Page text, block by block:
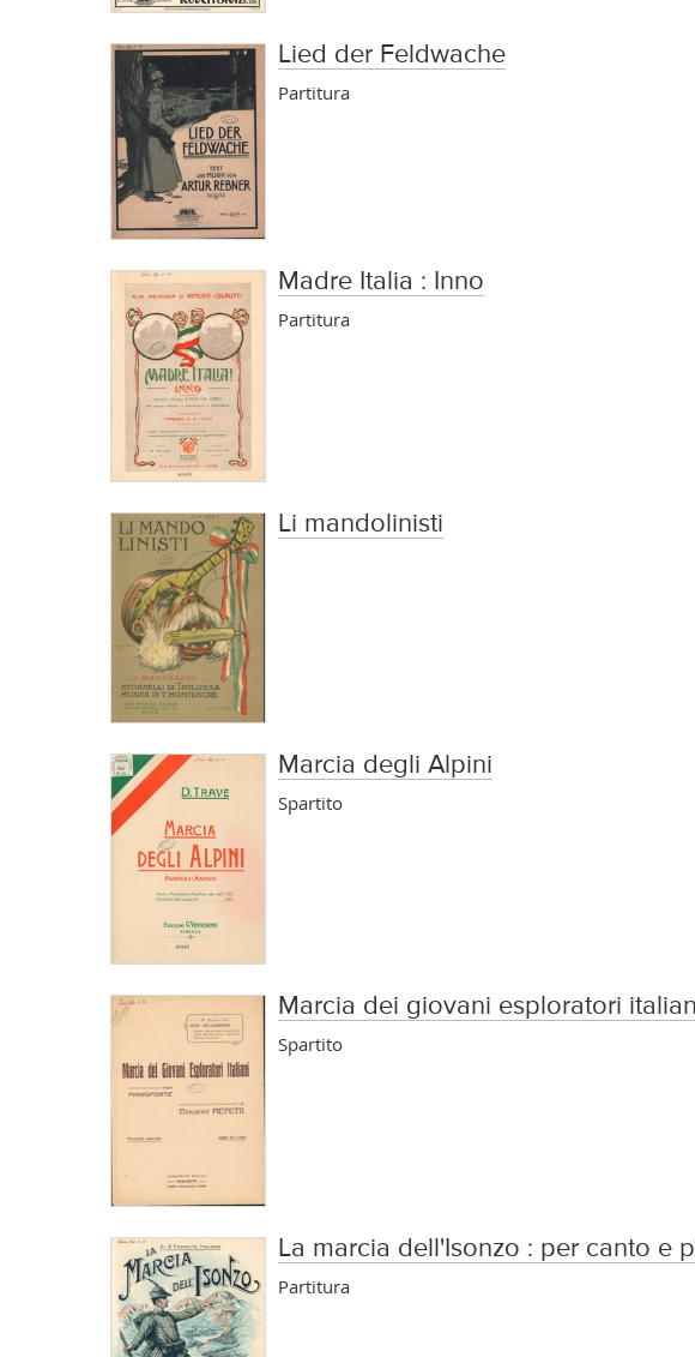
Lied der Feldwache
Partitura
Madre Italia : Inno
Partitura
Li mandolinisti
Marcia degli Alpini
Spartito
Marcia dei giovani esploratori
Spartito
La marcia dell'Isonzo : per canto e
Partitura